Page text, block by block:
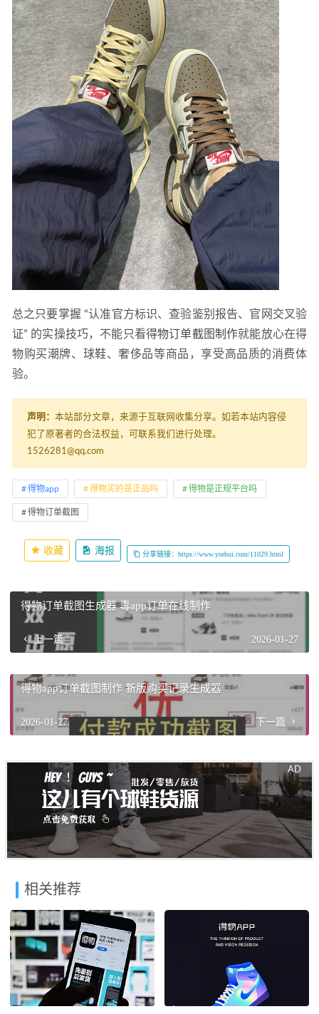
总之只要掌握 “认准官方标识、查验鉴别报告、官网交叉验
证” 的实操技巧，不能只看得物订单截图制作就能放心在得
物购买潮牌、球鞋、奢侈品等商品，享受高品质的消费体
验。
声明： 本站部分文章，来源于互联网收集分享。如若本站内容侵
犯了原著者的合法权益，可联系我们进行处理。
1526281@qq.com
得物app 得物买的是正品吗 得物是正规平台吗
得物订单截图
收藏 海报 分享链接：https://www.ysehui.com/11029.html
得物订单截图生成器 毒app订单在线制作
上一篇 2026-01-27
得物app订单截图制作 新版购买记录生成器
2026-01-27 下一篇
相关推荐